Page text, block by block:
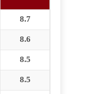
8.7
8.6
8.5
8.5